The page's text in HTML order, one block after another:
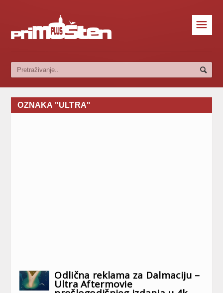
☰
OZNAKA "ULTRA"
Odlična reklama za Dalmaciju –
Ultra Aftermovie